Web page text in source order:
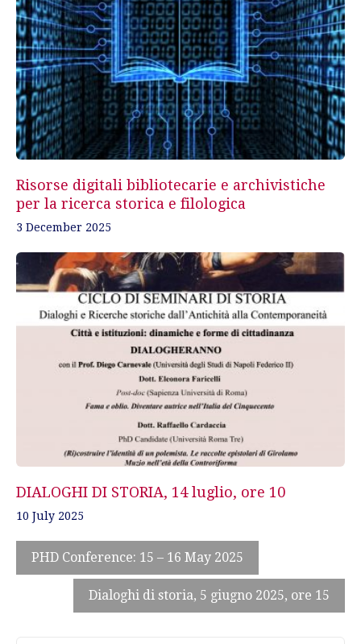
Risorse digitali bibliotecarie e archivistiche
per la ricerca storica e filologica
3 December 2025
DIALOGHI DI STORIA, 14 luglio, ore 10
10 July 2025
PHD Conference: 15 – 16 May 2025
Dialoghi di storia, 5 giugno 2025, ore 15